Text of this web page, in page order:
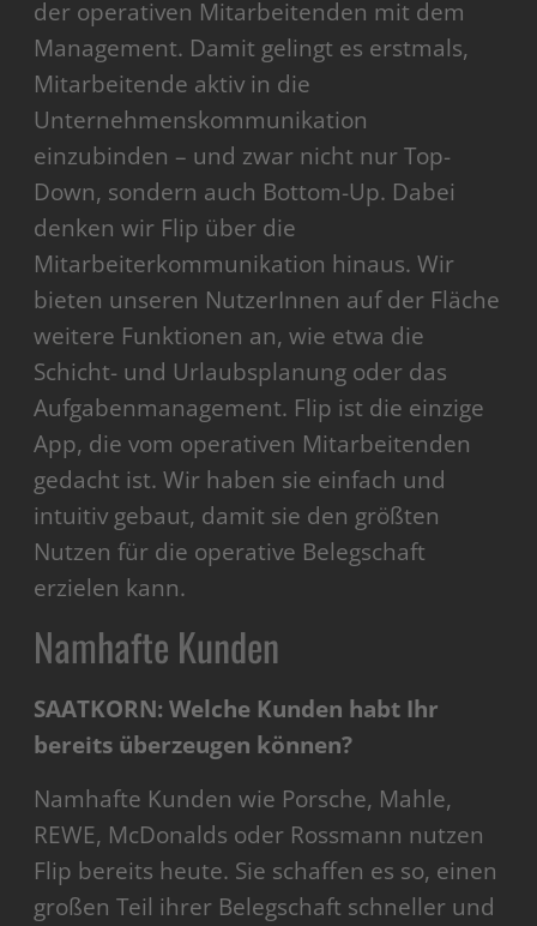
der operativen Mitarbeitenden mit dem
Management. Damit gelingt es erstmals,
Mitarbeitende aktiv in die
Unternehmenskommunikation
einzubinden – und zwar nicht nur Top-
Down, sondern auch Bottom-Up. Dabei
denken wir Flip über die
Mitarbeiterkommunikation hinaus. Wir
bieten unseren NutzerInnen auf der Fläche
weitere Funktionen an, wie etwa die
Schicht- und Urlaubsplanung oder das
Aufgabenmanagement. Flip ist die einzige
App, die vom operativen Mitarbeitenden
gedacht ist. Wir haben sie einfach und
intuitiv gebaut, damit sie den größten
Nutzen für die operative Belegschaft
erzielen kann.
Namhafte Kunden
SAATKORN: Welche Kunden habt Ihr
bereits überzeugen können?
Namhafte Kunden wie Porsche, Mahle,
REWE, McDonalds oder Rossmann nutzen
Flip bereits heute. Sie schaffen es so, einen
großen Teil ihrer Belegschaft schneller und